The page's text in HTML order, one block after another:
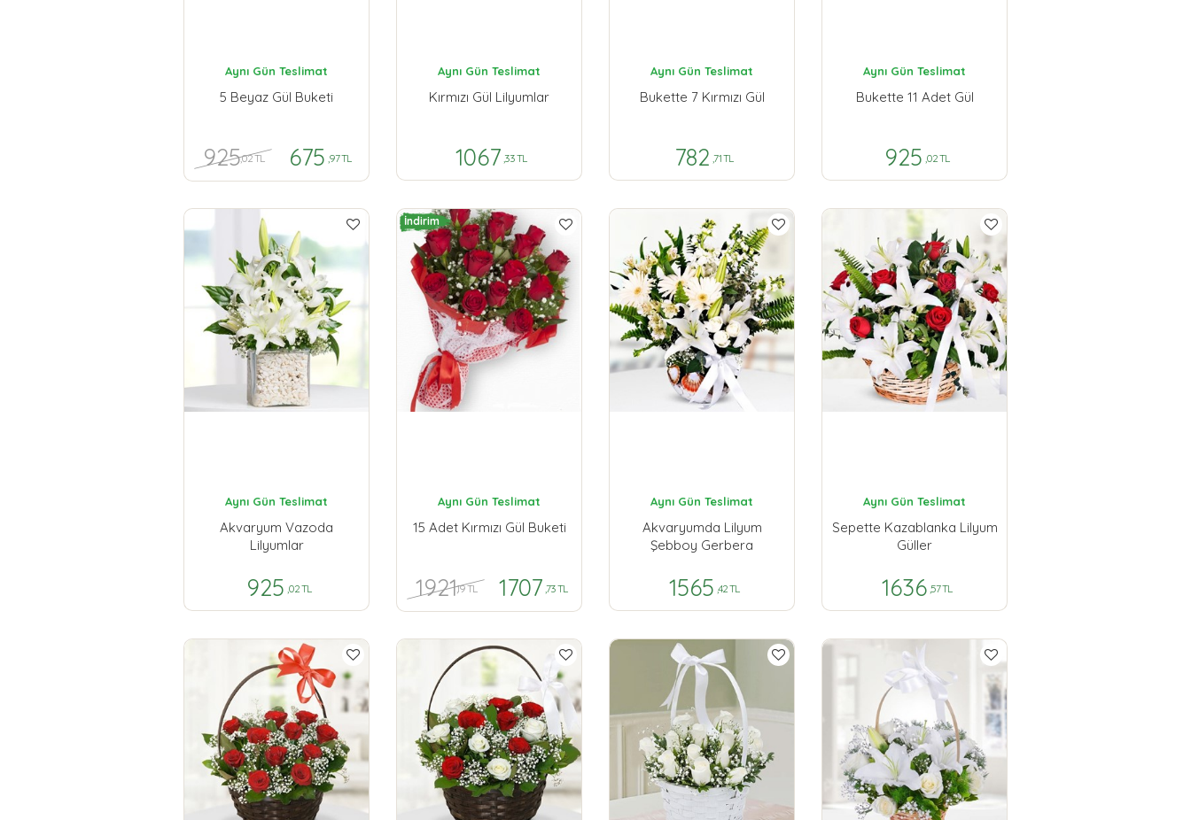
Aynı Gün Teslimat
5 Beyaz Gül Buketi
925,02 TL 675 ,97 TL
Aynı Gün Teslimat
Kırmızı Gül Lilyumlar
1067 ,33 TL
Aynı Gün Teslimat
Bukette 7 Kırmızı Gül
782 ,71 TL
Aynı Gün Teslimat
Bukette 11 Adet Gül
925 ,02 TL
Aynı Gün Teslimat
Akvaryum Vazoda
Lilyumlar
925 ,02 TL
İndirim
Aynı Gün Teslimat
15 Adet Kırmızı Gül Buketi
1921,19 TL 1707 ,73 TL
Aynı Gün Teslimat
Akvaryumda Lilyum
Şebboy Gerbera
1565 ,42 TL
Aynı Gün Teslimat
Sepette Kazablanka Lilyum
Güller
1636 ,57 TL